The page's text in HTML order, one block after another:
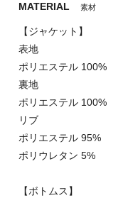
MATERIAL 素材
【ジャケット】
表地
ポリエステル 100%
裏地
ポリエステル 100%
リブ
ポリエステル 95%
ポリウレタン 5%
【ボトムス】